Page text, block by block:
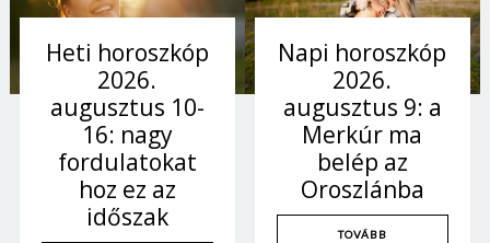
Heti horoszkóp
2026.
augusztus 10-
16: nagy
fordulatokat
hoz ez az
időszak
Napi horoszkóp
2026.
augusztus 9: a
Merkúr ma
belép az
Oroszlánba
TOVÁBB